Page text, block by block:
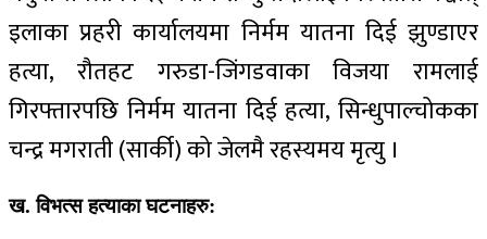
इलाका प्रहरी कार्यालयमा निर्मम यातना दिई झुण्डाएर
हत्या, रौतहट गरुडा-जिंगडवाका विजया रामलाई
गिरफ्तारपछि निर्मम यातना दिई हत्या, सिन्धुपाल्चोकका
चन्द्र मगराती (सार्की) को जेलमै रहस्यमय मृत्यु ।
ख. विभत्स हत्याका घटनाहरु: